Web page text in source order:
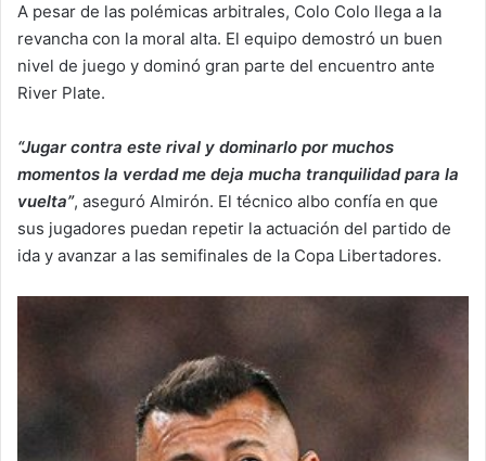
A pesar de las polémicas arbitrales, Colo Colo llega a la
revancha con la moral alta. El equipo demostró un buen
nivel de juego y dominó gran parte del encuentro ante
River Plate.
“Jugar contra este rival y dominarlo por muchos
momentos la verdad me deja mucha tranquilidad para la
vuelta”, aseguró Almirón. El técnico albo confía en que
sus jugadores puedan repetir la actuación del partido de
ida y avanzar a las semifinales de la Copa Libertadores.